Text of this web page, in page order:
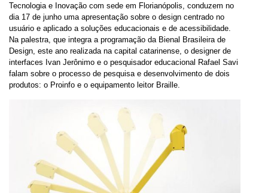
Tecnologia e Inovação com sede em Florianópolis, conduzem no
dia 17 de junho uma apresentação sobre o design centrado no
usuário e aplicado a soluções educacionais e de acessibilidade.
Na palestra, que integra a programação da Bienal Brasileira de
Design, este ano realizada na capital catarinense, o designer de
interfaces Ivan Jerônimo e o pesquisador educacional Rafael Savi
falam sobre o processo de pesquisa e desenvolvimento de dois
produtos: o Proinfo e o equipamento leitor Braille.